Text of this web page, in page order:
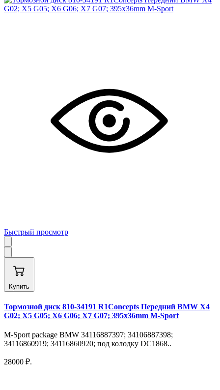
Быстрый просмотр
Купить
Тормозной диск 810-34191 R1Concepts Передний BMW X4
G02; X5 G05; X6 G06; X7 G07; 395х36mm M-Sport
M-Sport package BMW 34116887397; 34106887398;
34116860919; 34116860920; под колодку DC1868..
28000 ₽.